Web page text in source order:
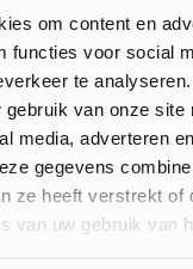
om content en
functies voor social
te
gebruik van onze site
media, adverteren
gegevens
ze heeft verstrekt of
van uw gebruik van
eiken look. De
zorgen voor een
bij Scandinavisch,
van een klassieke
en gemak van
met